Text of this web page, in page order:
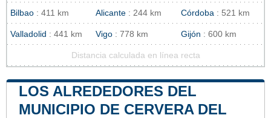
Bilbao : 411 km Alicante : 244 km Córdoba : 521 km
Valladolid : 441 km Vigo : 778 km Gijón : 600 km
Distancia calculada en línea recta
LOS ALREDEDORES DEL
MUNICIPIO DE CERVERA DEL